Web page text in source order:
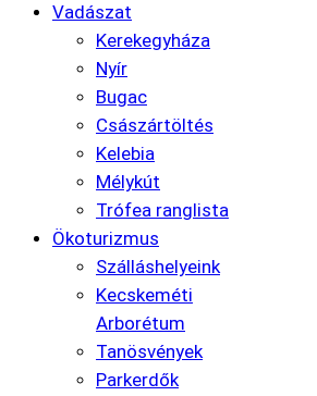
Vadászat
Kerekegyháza
Nyír
Bugac
Császártöltés
Kelebia
Mélykút
Trófea ranglista
Ökoturizmus
Szálláshelyeink
Kecskeméti
Arborétum
Tanösvények
Parkerdők